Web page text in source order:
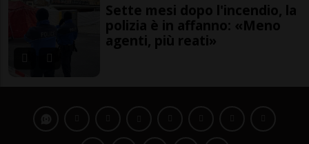
Sette mesi dopo l'incendio, la
polizia è in affanno: «Meno
agenti, più reati»